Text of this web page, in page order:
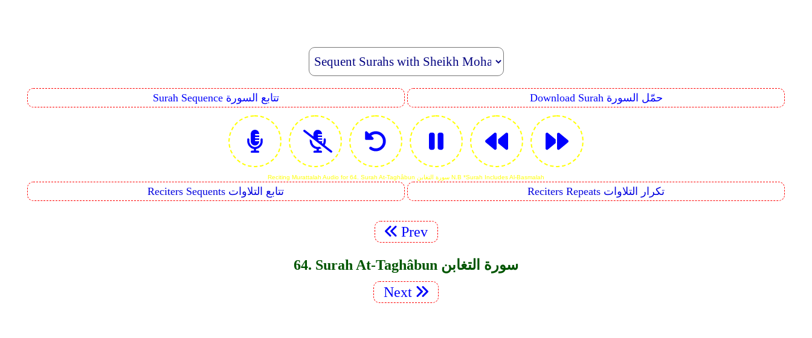
Surah Sequence تتابع السورة Download Surah حمّل السورة
Reciting Murattalah Audio for 64. Surah At-Taghâbun سورة التغابن N.B *Surah Includes Al-Basmalah
Reciters Sequents تتابع التلاوات Reciters Repeats تكرار التلاوات
Prev
64. Surah At-Taghâbun سورة التغابن
Next